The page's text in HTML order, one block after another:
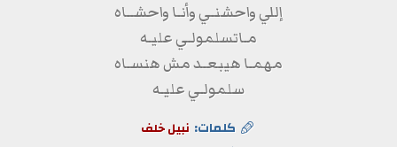
إللي واحشنـي وأنـا واحشــاه
مـاتسلمولـي عليـه
مهمـا هيبعـد مش هنسـاه
سلمولـي عليـه
كلمات: نبيل خلف